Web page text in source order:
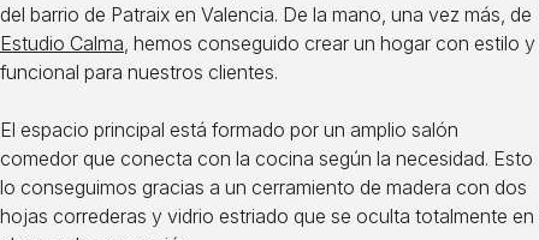
del barrio de Patraix en Valencia. De la mano, una vez más, de
Estudio Calma , hemos conseguido crear un hogar con estilo y
funcional para nuestros clientes.
El espacio principal está formado por un amplio salón
comedor que conecta con la cocina según la necesidad. Esto
lo conseguimos gracias a un cerramiento de madera con dos
hojas correderas y vidrio estriado que se oculta totalmente en